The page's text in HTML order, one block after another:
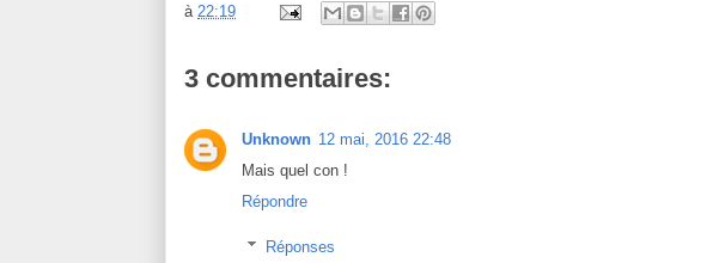
à 22:19
3 commentaires:
Unknown 12 mai, 2016 22:48
Mais quel con !
Répondre
Réponses